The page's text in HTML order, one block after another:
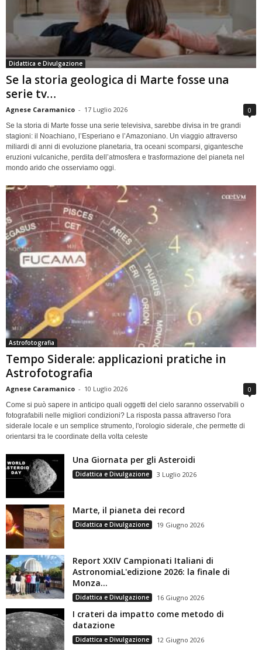
Didattica e Divulgazione
Se la storia geologica di Marte fosse una
serie tv…
Agnese Caramanico - 17 Luglio 2026 0
Se la storia di Marte fosse una serie televisiva, sarebbe divisa in tre grandi
stagioni: il Noachiano, l’Esperiano e l’Amazoniano. Un viaggio attraverso
miliardi di anni di evoluzione planetaria, tra oceani scomparsi, gigantesche
eruzioni vulcaniche, perdita dell’atmosfera e trasformazione del pianeta nel
mondo arido che osserviamo oggi.
Astrofotografia
Tempo Siderale: applicazioni pratiche in
Astrofotografia
Agnese Caramanico - 10 Luglio 2026 0
Come si può sapere in anticipo quali oggetti del cielo saranno osservabili o
fotografabili nelle migliori condizioni? La risposta passa attraverso l'ora
siderale locale e un semplice strumento, l'orologio siderale, che permette di
orientarsi tra le coordinate della volta celeste
Una Giornata per gli Asteroidi
Didattica e Divulgazione 3 Luglio 2026
Marte, il pianeta dei record
Didattica e Divulgazione 19 Giugno 2026
Report XXIV Campionati Italiani di
AstronomiaL'edizione 2026: la finale di
Monza...
Didattica e Divulgazione 16 Giugno 2026
I crateri da impatto come metodo di
datazione
Didattica e Divulgazione 12 Giugno 2026